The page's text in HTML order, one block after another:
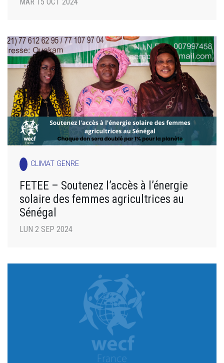
CLIMAT GENRE
FETEE – Soutenez l’accès à l’énergie
solaire des femmes agricultrices au
Sénégal
LUN 2 SEP 2024